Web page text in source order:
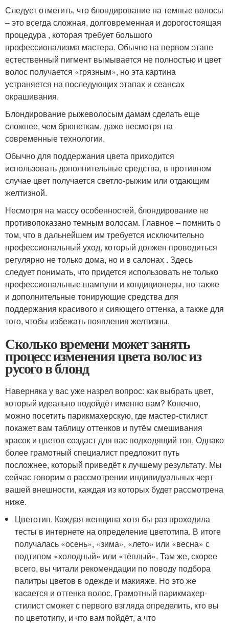
Следует отметить, что блондирование на темные волосы
– это всегда сложная, долговременная и дорогостоящая
процедура , которая требует большого
профессионализма мастера. Обычно на первом этапе
естественный пигмент вымывается не полностью и цвет
волос получается «грязным», но эта картина
устраняется на последующих этапах и сеансах
окрашивания.
Блондирование рыжеволосым дамам сделать еще
сложнее, чем брюнеткам, даже несмотря на
современные технологии.
Обычно для поддержания цвета приходится
использовать дополнительные средства, в противном
случае цвет получается светло-рыжим или отдающим
желтизной.
Несмотря на массу особенностей, блондирование не
противопоказано темным волосам. Главное – помнить о
том, что в дальнейшем им требуется исключительно
профессиональный уход, который должен проводиться
регулярно не только дома, но и в салонах . Здесь
следует понимать, что придется использовать не только
профессиональные шампуни и кондиционеры, но также
и дополнительные тонирующие средства для
поддержания красивого и сияющего оттенка, а также для
того, чтобы избежать появления желтизны.
Сколько времени может занять
процесс изменения цвета волос из
русого в блонд
Наверняка у вас уже назрел вопрос: как выбрать цвет,
который идеально подойдёт именно вам? Конечно,
можно посетить парикмахерскую, где мастер-стилист
покажет вам таблицу оттенков и путём смешивания
красок и цветов создаст для вас подходящий тон. Однако
более грамотный специалист предложит путь
посложнее, который приведёт к лучшему результату. Мы
сейчас говорим о рассмотрении индивидуальных черт
вашей внешности, каждая из которых будет рассмотрена
ниже.
Цветотип. Каждая женщина хотя бы раз проходила
тесты в интернете на определение цветотипа. В итоге
получалась «осень», «зима», «лето» или «весна» с
подтипом «холодный» или «тёплый». Там же, скорее
всего, вы читали рекомендации по поводу подбора
палитры цветов в одежде и макияже. Но это же
касается и оттенка волос. Грамотный парикмахер-
стилист сможет с первого взгляда определить, кто вы
по цветотипу, и что вам пойдёт, а что